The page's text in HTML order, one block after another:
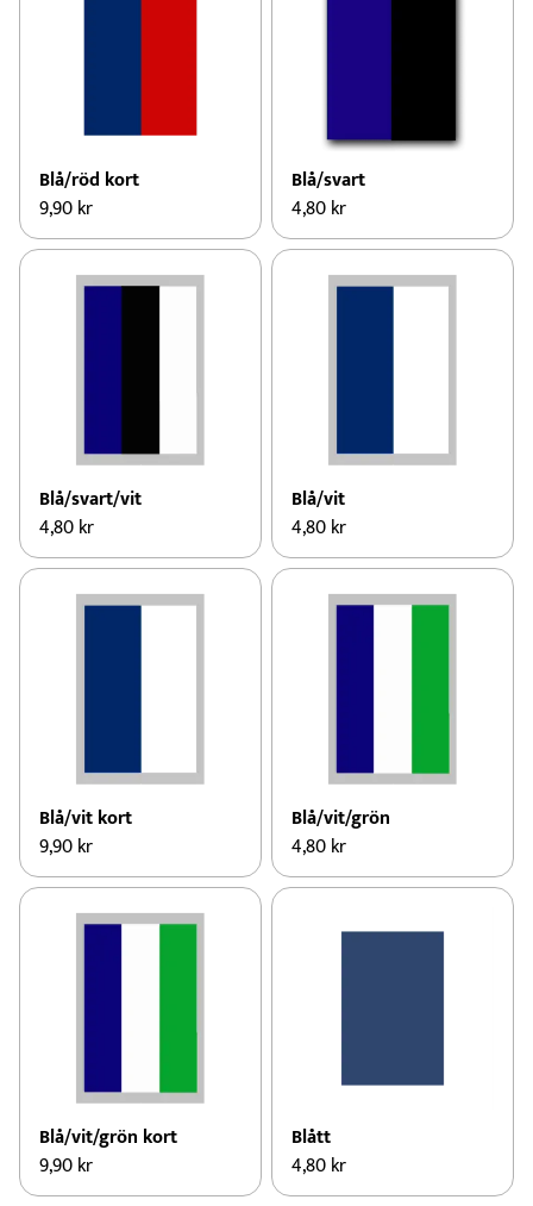
Blå/röd kort
9,90kr
Blå/svart
4,80kr
Blå/svart/vit
4,80kr
Blå/vit
4,80kr
Blå/vit kort
9,90kr
Blå/vit/grön
4,80kr
Blå/vit/grön kort
9,90kr
Blått
4,80kr